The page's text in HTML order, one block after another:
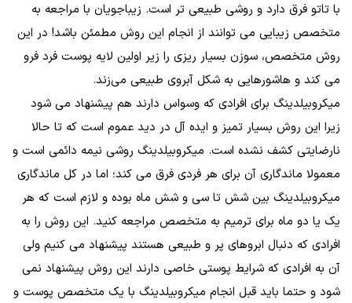
با تاتو فرق دارد و روشی طبیعی تر است. زیباجویان با مراجعه به
متخصص زیبایی می توانند از انجام این روش مطمئن باشد! در این
روش متخصص، سوزن بسیار ریزی را زیر اولین لایه پوست فرد فرو
می کند و هاشورهایی به شکل آبروی طبیعی می‌زند.
میکروبیلدینگ برای افرادی که وسواس دارند هم پیشنهاد می شود
زیرا این روش بسیار تمیز و ایده آل در دید عموم است که تا حالا
نارضایتی کشف نشده است. میکروبیلدینگ روشی نیمه دائمی است و
معمولا ماندگاری آن برای هر فردی فرق می کند؛ اما در کل ماندگاری
میکروبیلدینگ بین شش تا سی و شش ماه بوده و لازم است که هر
یک یا دو ماه برای ترمیم به متخصص مراجعه کنید. این روش را به
افرادی که دنبال ابروهای پر و طبیعی هستند پیشنهاد می کنیم ولی
آن به افرادی که شرایط پوستی خاصی دارند این روش پیشنهاد نمی
شود و حتما باید قبل انجام میکروبیلدینگ با یک متخصص پوست و